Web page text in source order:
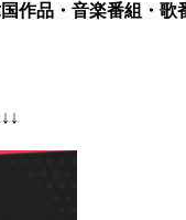
作品・音楽番組・